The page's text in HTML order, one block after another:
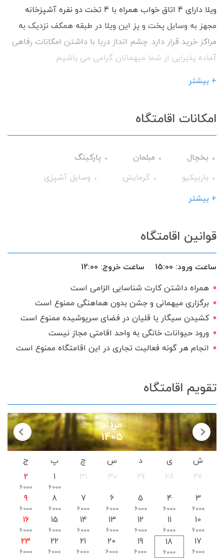
ويلا دارای 4 اتاق خواب همراه با 4 تخت دو نفره آشپزخانه
مجهز به وسایل پخت و پز این ویلا در طبقه همكف نزدیک به
مراكز خريد قرار دارد. چشم انداز دريا با داشتن امکانات رفاهی
آماده پذیرایی از شما میهمانان گرامی می باشیم.
+ بیشتر
امکانات اقامتگاه
یخچال مبلمان
پارکینگ
باربیکیو
گرمایش
وسایل آشپزی
تلویزیون
ظروف آشپزخانه
+ بیشتر
قوانین اقامتگاه
ساعت ورود: 15:00 ساعت خروج: 12:00
همراه داشتن کارت شناسایی الزامی است
برگزاری میهمانی و جشن بدون هماهنگی ممنوع است
کشیدن سیگار یا قلیان در فضای سرپوشیده ممنوع است
ورود حیوانات خانگی به واحد اقامتی مجاز نیست
انجام هر گونه فعالیت تجاری در این اقامتگاه ممنوع است
تقویم اقامتگاه
مرداد
1405
ش ی د س چ پ
ج
27
28
29
30
31
1
6000
2
6000
3
6000
4
6000
5
6000
6
6000
7
6000
8
6000
9
6000
10
6000
11
6000
12
6000
13
6000
14
6000
15
6000
16
6000
17
6000
18
6000
19
6000
20
6000
21
6000
22
6000
23
6000